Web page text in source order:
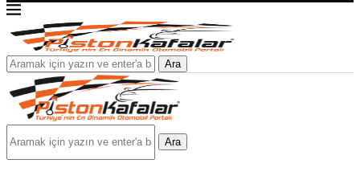
Ara
Ara